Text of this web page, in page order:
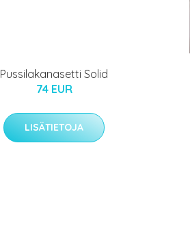
Pussilakanasetti Solid
74 EUR
LISÄTIETOJA